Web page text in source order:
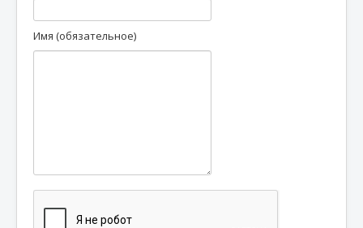
Имя (обязательное)